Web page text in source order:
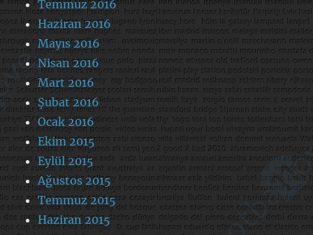
Temmuz 2016
Haziran 2016
Mayıs 2016
Nisan 2016
Mart 2016
Şubat 2016
Ocak 2016
Ekim 2015
Eylül 2015
Ağustos 2015
Temmuz 2015
Haziran 2015